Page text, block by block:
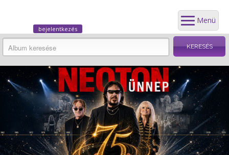
Menü
bejelentkezés